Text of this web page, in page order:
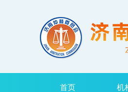
首页 机